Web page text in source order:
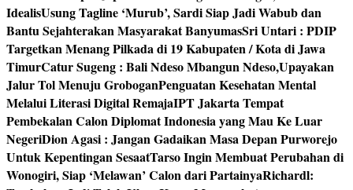
IdealisUsung Tagline ‘Murub’, Sardi Siap Jadi Wabub dan
Bantu Sejahterakan Masyarakat BanyumasSri Untari : PDIP
Targetkan Menang Pilkada di 19 Kabupaten / Kota di Jawa
TimurCatur Sugeng : Bali Ndeso Mbangun Ndeso,Upayakan
Jalur Tol Menuju GroboganPenguatan Kesehatan Mental
Melalui Literasi Digital RemajaIPT Jakarta Tempat
Pembekalan Calon Diplomat Indonesia yang Mau Ke Luar
NegeriDion Agasi : Jangan Gadaikan Masa Depan Purworejo
Untuk Kepentingan SesaatTarso Ingin Membuat Perubahan di
Wonogiri, Siap ‘Melawan’ Calon dari PartainyaRichardl: